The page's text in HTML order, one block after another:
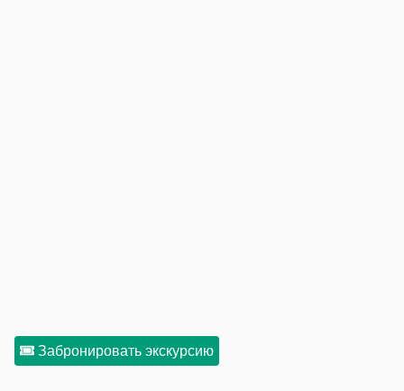
Забронировать экскурсию